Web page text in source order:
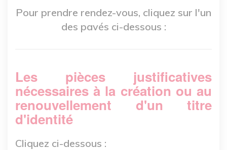
Pour prendre rendez-vous, cliquez sur l'un
des pavés ci-dessous :
Les pièces justificatives
nécessaires à la création ou au
renouvellement d'un titre
d'identité
Cliquez ci-dessous :